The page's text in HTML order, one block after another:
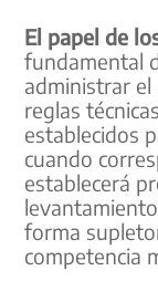
El papel de
fundamental
administrar
reglas
establecidos
cuando
establecerá
forma
competencia